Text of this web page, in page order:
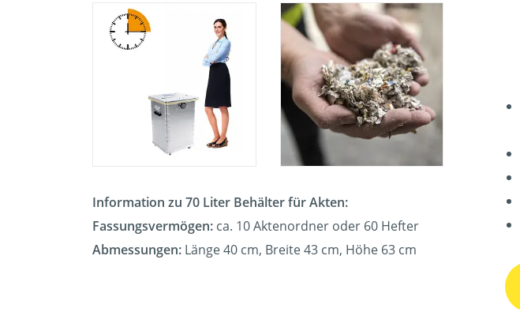
Information zu 70 Liter Behälter für Akten:
Fassungsvermögen: ca. 10 Aktenordner oder 60 Hefter
Abmessungen: Länge 40 cm, Breite 43 cm, Höhe 63 cm